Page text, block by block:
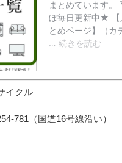
イクル
781（国道16号線沿い）